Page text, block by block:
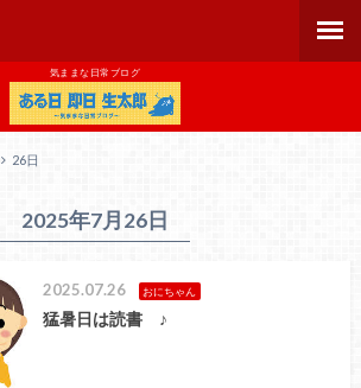
気ままな日常ブログ
26日
2025年7月26日
2025.07.26 おにちゃん
猛暑日は読書 ♪